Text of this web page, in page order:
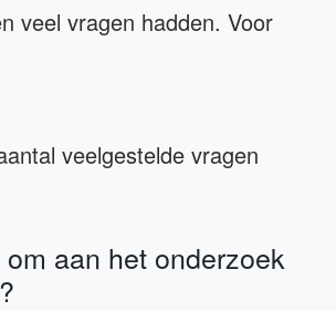
veel vragen hadden. Voor
veelgestelde vragen
aan het onderzoek